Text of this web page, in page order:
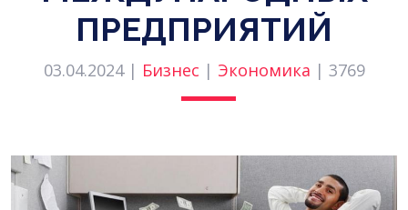
ПРЕДПРИЯТИЙ
03.04.2024 | Бизнес | Экономика | 3769